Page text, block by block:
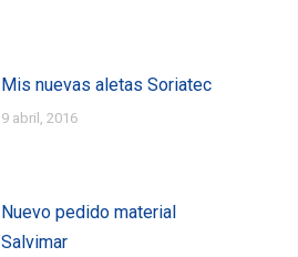
Mis nuevas aletas Soriatec
9 abril, 2016
Nuevo pedido material
Salvimar